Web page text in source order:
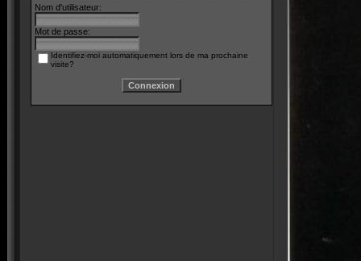
Nom d'utilisateur:
Mot de passe:
Identifiez-moi automatiquement lors de ma prochaine
visite?